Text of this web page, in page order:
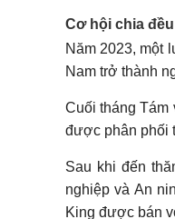
Cơ hội chia
Năm 2023, một
Nam trở thành
Cuối tháng Tám
được phân phối
Sau khi đến
nghiệp và An
King được bán